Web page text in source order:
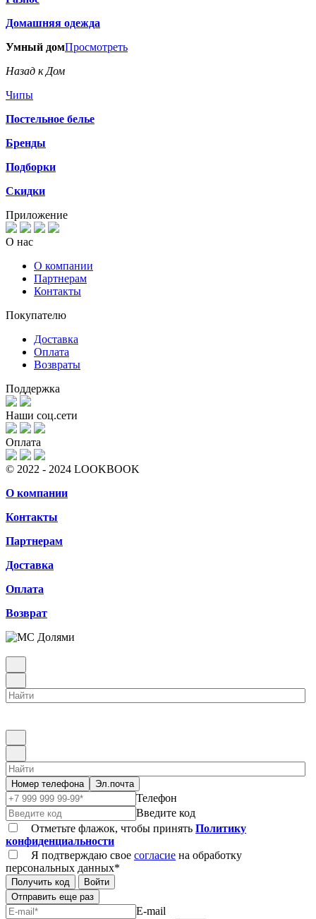
Домашняя одежда
Умный домПросмотреть
Назад к Дом
Чипы
Постельное белье
Бренды
Подборки
Скидки
Приложение
О нас
О компании
Партнерам
Контакты
Покупателю
Доставка
Оплата
Возвраты
Поддержка
Наши соц.сети
Оплата
© 2022 - 2024 LOOKBOOK
О компании
Контакты
Партнерам
Доставка
Оплата
Возврат
Номер телефона Эл.почта
Телефон
Введите код
Отметьте флажок, чтобы принять Политику
конфиденциальности
Я подтверждаю свое согласие на обработку
персональных данных*
Получить код
Войти
Отправить еще раз
E-mail